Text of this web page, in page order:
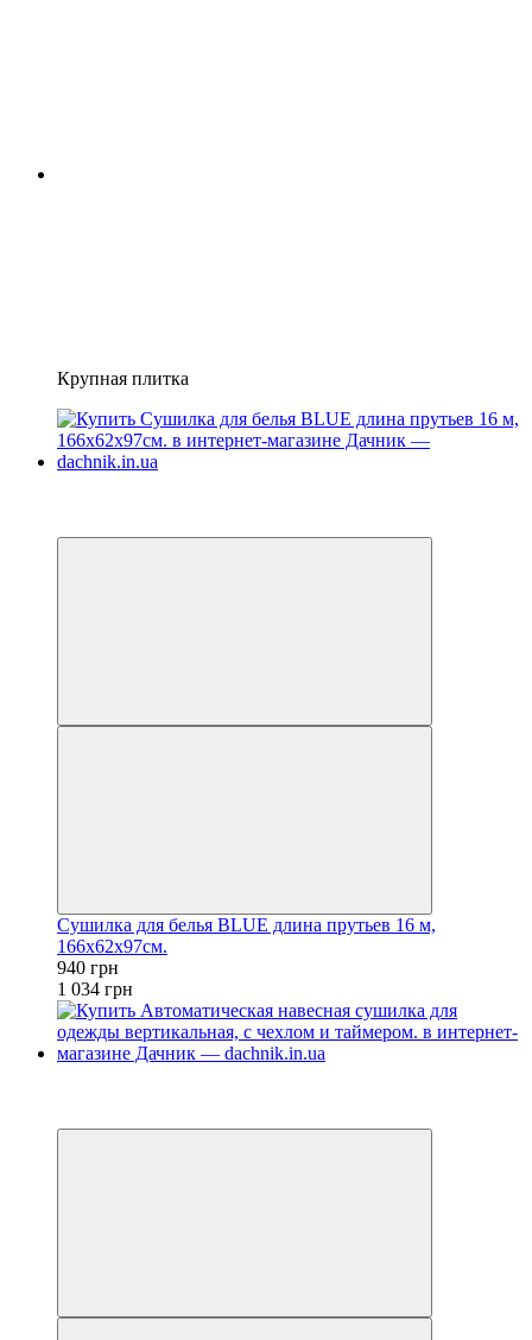
Крупная плитка
Сушилка для белья BLUE длина прутьев 16 м,
166x62x97см.
940 грн
1 034 грн